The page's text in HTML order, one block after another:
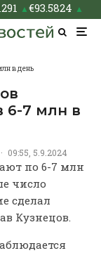
▲€93.5824 ▲
в день
6-7 млн в
· 09:55, 5.9.2024
по 6-7 млн
число
сделал
Кузнецов.